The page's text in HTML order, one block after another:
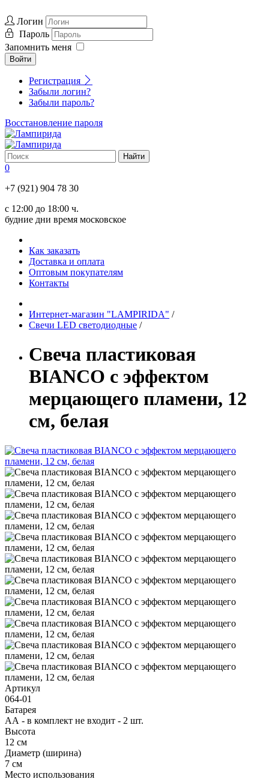
Логин
Пароль
Запомнить меня
Войти
Регистрация
Забыли логин?
Забыли пароль?
Восстановление пароля
0
+7 (921) 904 78 30
с 12:00 до 18:00 ч.
будние дни время московское
Как заказать
Доставка и оплата
Оптовым покупателям
Контакты
Интернет-магазин "LAMPIRIDA" /
Свечи LED светодиодные /
Свеча пластиковая
BIANCO с эффектом
мерцающего пламени, 12
см, белая
Артикул
064-01
Батарея
АА - в комплект не входит - 2 шт.
Высота
12 см
Диаметр (ширина)
7 см
Место использования